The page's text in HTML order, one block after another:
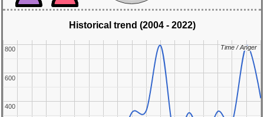
Historical trend (2004 - 2022)
400
400
600
600
800
800 Time / Anger
Time / Anger